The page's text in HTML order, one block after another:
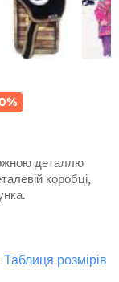
деталлю
коробці,
Таблиця розмірів